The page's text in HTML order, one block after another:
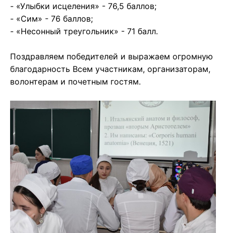
- «Улыбки исцеления» - 76,5 баллов;
- «Сим» - 76 баллов;
- «Несонный треугольник» - 71 балл.
Поздравляем победителей и выражаем огромную
благодарность Всем участникам, организаторам,
волонтерам и почетным гостям.